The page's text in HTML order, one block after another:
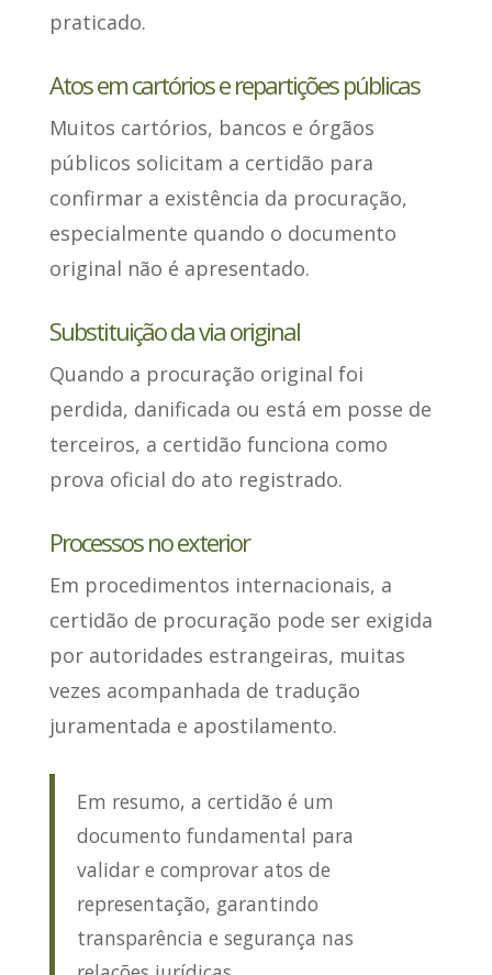
praticado.
Atos em cartórios e repartições públicas
Muitos cartórios, bancos e órgãos
públicos solicitam a certidão para
confirmar a existência da procuração,
especialmente quando o documento
original não é apresentado.
Substituição da via original
Quando a procuração original foi
perdida, danificada ou está em posse de
terceiros, a certidão funciona como
prova oficial do ato registrado.
Processos no exterior
Em procedimentos internacionais, a
certidão de procuração pode ser exigida
por autoridades estrangeiras, muitas
vezes acompanhada de tradução
juramentada e apostilamento.
Em resumo, a certidão é um
documento fundamental para
validar e comprovar atos de
representação, garantindo
transparência e segurança nas